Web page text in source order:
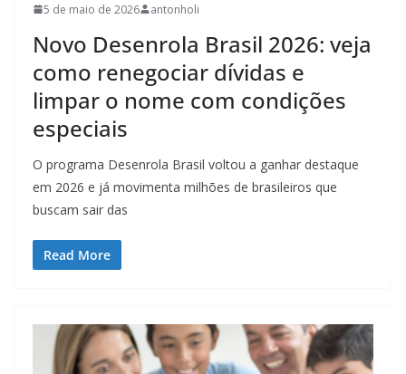
5 de maio de 2026 antonholi
Novo Desenrola Brasil 2026: veja
como renegociar dívidas e
limpar o nome com condições
especiais
O programa Desenrola Brasil voltou a ganhar destaque
em 2026 e já movimenta milhões de brasileiros que
buscam sair das
Read More